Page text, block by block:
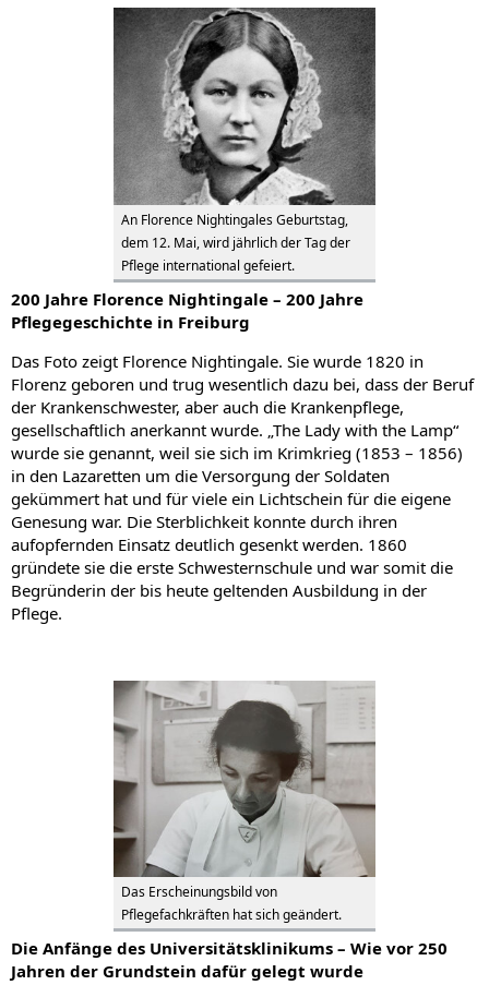
An Florence Nightingales Geburtstag,
dem 12. Mai, wird jährlich der Tag der
Pflege international gefeiert.
200 Jahre Florence Nightingale – 200 Jahre
Pflegegeschichte in Freiburg
Das Foto zeigt Florence Nightingale. Sie wurde 1820 in
Florenz geboren und trug wesentlich dazu bei, dass der Beruf
der Krankenschwester, aber auch die Krankenpflege,
gesellschaftlich anerkannt wurde. „The Lady with the Lamp“
wurde sie genannt, weil sie sich im Krimkrieg (1853 – 1856)
in den Lazaretten um die Versorgung der Soldaten
gekümmert hat und für viele ein Lichtschein für die eigene
Genesung war. Die Sterblichkeit konnte durch ihren
aufopfernden Einsatz deutlich gesenkt werden. 1860
gründete sie die erste Schwesternschule und war somit die
Begründerin der bis heute geltenden Ausbildung in der
Pflege.
Das Erscheinungsbild von
Pflegefachkräften hat sich geändert.
Die Anfänge des Universitätsklinikums – Wie vor 250
Jahren der Grundstein dafür gelegt wurde